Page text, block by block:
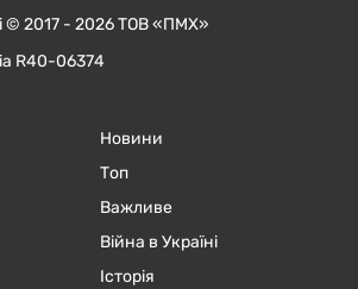
© 2017 - 2026 ТОВ «ПМХ»
R40-06374
Новини
Топ
Важливе
Війна в Україні
Історія